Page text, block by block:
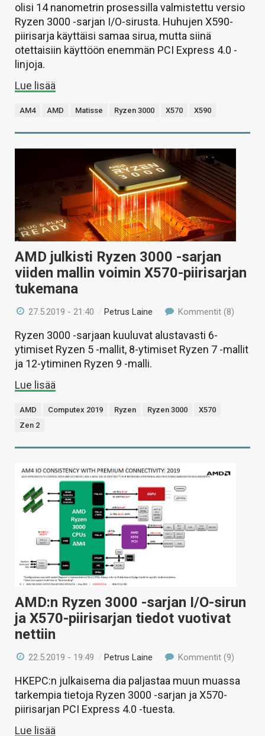
olisi 14 nanometrin prosessilla valmistettu versio
Ryzen 3000 -sarjan I/O-sirusta. Huhujen X590-
piirisarja käyttäisi samaa sirua, mutta siinä
otettaisiin käyttöön enemmän PCI Express 4.0 -
linjoja.
Lue lisää
AM4 AMD Matisse Ryzen 3000 X570 X590
AMD julkisti Ryzen 3000 -sarjan
viiden mallin voimin X570-piirisarjan
tukemana
27.5.2019 - 21:40 /Petrus Laine Kommentit (8)
Ryzen 3000 -sarjaan kuuluvat alustavasti 6-
ytimiset Ryzen 5 -mallit, 8-ytimiset Ryzen 7 -mallit
ja 12-ytiminen Ryzen 9 -malli.
Lue lisää
AMD Computex 2019 Ryzen Ryzen 3000
X570
Zen 2
AMD:n Ryzen 3000 -sarjan I/O-sirun
ja X570-piirisarjan tiedot vuotivat
nettiin
22.5.2019 - 19:49 / Petrus Laine Kommentit (9)
HKEPC:n julkaisema dia paljastaa muun muassa
tarkempia tietoja Ryzen 3000 -sarjan ja X570-
piirisarjan PCI Express 4.0 -tuesta.
Lue lisää